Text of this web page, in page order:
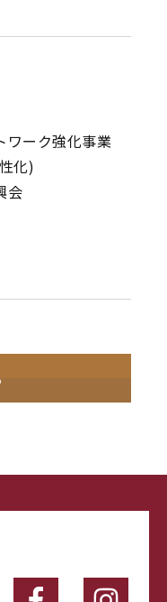
ワーク強化事業
化)
会